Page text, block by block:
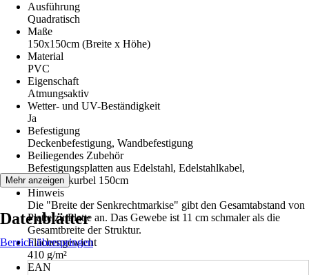
Ausführung
Quadratisch
Maße
150x150cm (Breite x Höhe)
Material
PVC
Eigenschaft
Atmungsaktiv
Wetter- und UV-Beständigkeit
Ja
Befestigung
Deckenbefestigung, Wandbefestigung
Beiliegendes Zubehör
Befestigungsplatten aus Edelstahl, Edelstahlkabel,
Markisenkurbel 150cm
Hinweis
Die "Breite der Senkrechtmarkise" gibt den Gesamtabstand von
Platte zu Platte an. Das Gewebe ist 11 cm schmaler als die
Gesamtbreite der Struktur.
Flächengewicht
410 g/m²
EAN
Mehr anzeigen
Datenblätter
Bereich überspringen